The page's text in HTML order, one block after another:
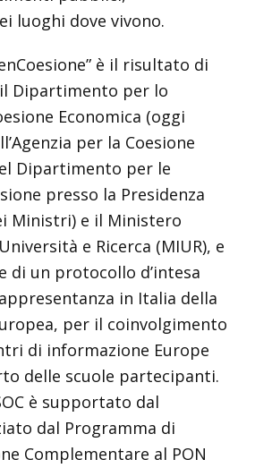
luoghi dove vivono.
è il risultato di
Dipartimento per lo
Economica (oggi
per la Coesione
Dipartimento per le
presso la Presidenza
Ministri) e il Ministero
e Ricerca (MIUR), e
di un protocollo d’intesa
in Italia della
per il coinvolgimento
di informazione Europe
delle scuole partecipanti.
è supportato dal
dal Programma di
Complementare al PON